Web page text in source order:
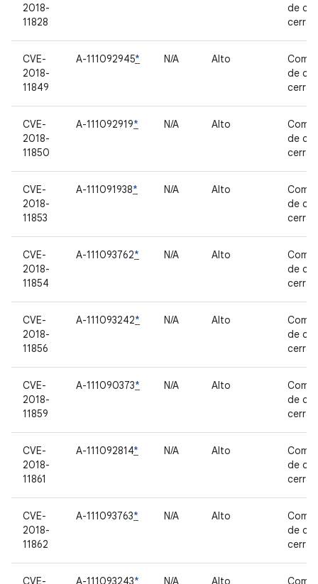
2018-
11828
de
CVE-
2018-
11849
A-111092945* N/A Alto
de
CVE-
2018-
11850
A-111092919* N/A Alto
de
CVE-
2018-
11853
A-111091938* N/A Alto
de
CVE-
2018-
11854
A-111093762* N/A Alto
de
CVE-
2018-
11856
A-111093242* N/A Alto
de
CVE-
2018-
11859
A-111090373* N/A Alto
de
CVE-
2018-
11861
A-111092814* N/A Alto
de
CVE-
2018-
11862
A-111093763* N/A Alto
de
CVE-
A-111093243* N/A Alto